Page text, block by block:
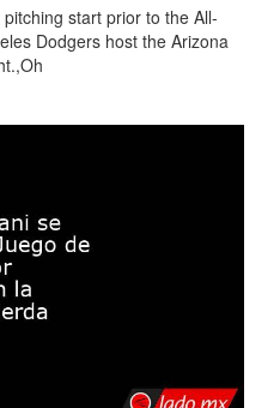
start prior to the All-
Dodgers host the Arizona